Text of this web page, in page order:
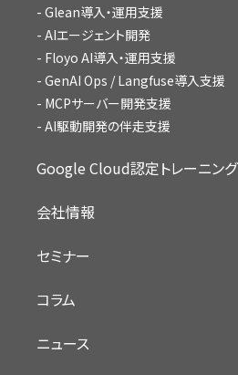
Glean導入・運用支援
AIエージェント開発
Floyo AI導入・運用支援
GenAI Ops / Langfuse導入支援
MCPサーバー開発支援
AI駆動開発の伴走支援
Google Cloud認定トレーニング
会社情報
セミナー
コラム
ニュース